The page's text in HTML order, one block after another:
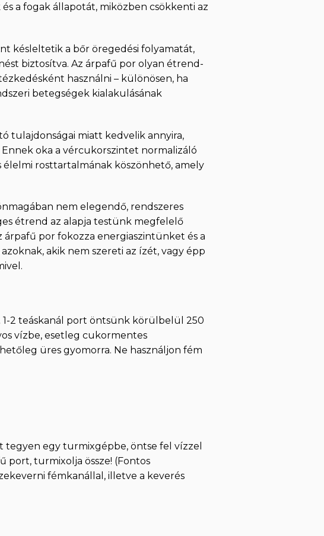
a fogak állapotát, miközben csökkenti az
késleltetik a bőr öregedési folyamatát,
biztosítva. Az árpafű por olyan étrend-
használni – különösen, ha
betegségek kialakulásának
tulajdonságai miatt kedvelik annyira,
oka a vércukorszintet normalizáló
rosttartalmának köszönhető, amely
nem elegendő, rendszeres
étrend az alapja testünk megfelelő
por fokozza energiaszintünket és a
akik nem szereti az ízét, vagy épp
2 teáskanál port öntsünk körülbelül 250
vízbe, esetleg cukormentes
üres gyomorra. Ne használjon fém
tegyen egy turmixgépbe, öntse fel vízzel
port, turmixolja össze! (Fontos
fémkanállal, illetve a keverés